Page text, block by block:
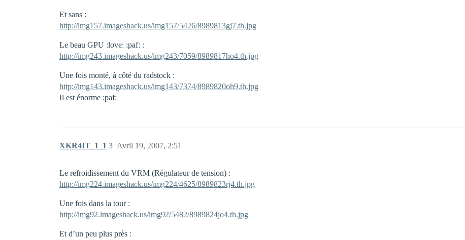
Et sans :
http://img157.imageshack.us/img157/5426/8989813gj7.th.jpg
Le beau GPU :love: :paf: :
http://img243.imageshack.us/img243/7059/8989817ho4.th.jpg
Une fois monté, à côté du radstock :
http://img143.imageshack.us/img143/7374/8989820oh9.th.jpg
Il est énorme :paf:
XKR4IT_1_1 Avril 19, 2007, 2:51
3
Le refroidissement du VRM (Régulateur de tension) :
http://img224.imageshack.us/img224/4625/8989823rj4.th.jpg
Une fois dans la tour :
http://img92.imageshack.us/img92/5482/8989824jo4.th.jpg
Et d’un peu plus près :